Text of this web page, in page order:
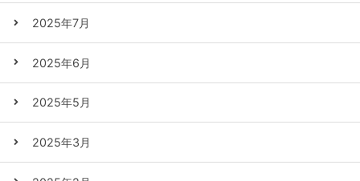
2025年7月
2025年6月
2025年5月
2025年3月